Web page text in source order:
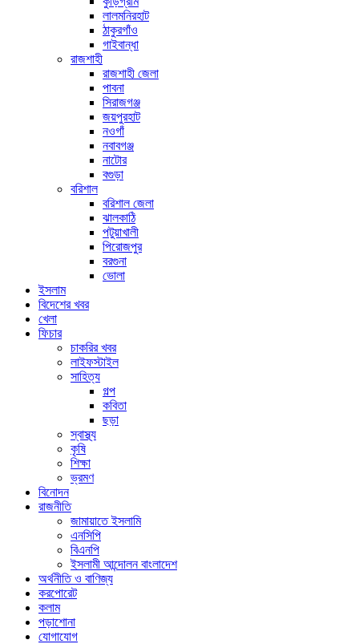
লালমনিরহাট
ঠাকুরগাঁও
গাইবান্ধা
রাজশাহী
রাজশাহী জেলা
পাবনা
সিরাজগঞ্জ
জয়পুরহাট
নওগাঁ
নবাবগঞ্জ
নাটোর
বগুড়া
বরিশাল
বরিশাল জেলা
ঝালকাঠি
পটুয়াখালী
পিরোজপুর
বরগুনা
ভোলা
ইসলাম
বিদেশের খবর
খেলা
ফিচার
চাকরির খবর
লাইফস্টাইল
সাহিত্য
গল্প
কবিতা
ছড়া
স্বাস্থ্য
কৃষি
শিক্ষা
ভ্রমণ
বিনোদন
রাজনীতি
জামায়াতে ইসলামি
এনসিপি
বিএনপি
ইসলামী আন্দোলন বাংলাদেশ
অর্থনীতি ও বাণিজ্য
করপোরেট
কলাম
পড়াশোনা
যোগাযোগ